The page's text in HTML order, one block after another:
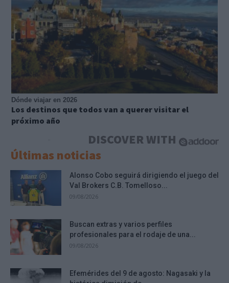
Dónde viajar en 2026
Los destinos que todos van a querer visitar el
próximo año
DISCOVER WITH
Últimas noticias
Alonso Cobo seguirá dirigiendo el juego del
Val Brokers C.B. Tomelloso...
09/08/2026
Buscan extras y varios perfiles
profesionales para el rodaje de una...
09/08/2026
Efemérides del 9 de agosto: Nagasaki y la